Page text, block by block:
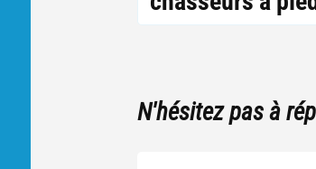
N'hésitez pas à